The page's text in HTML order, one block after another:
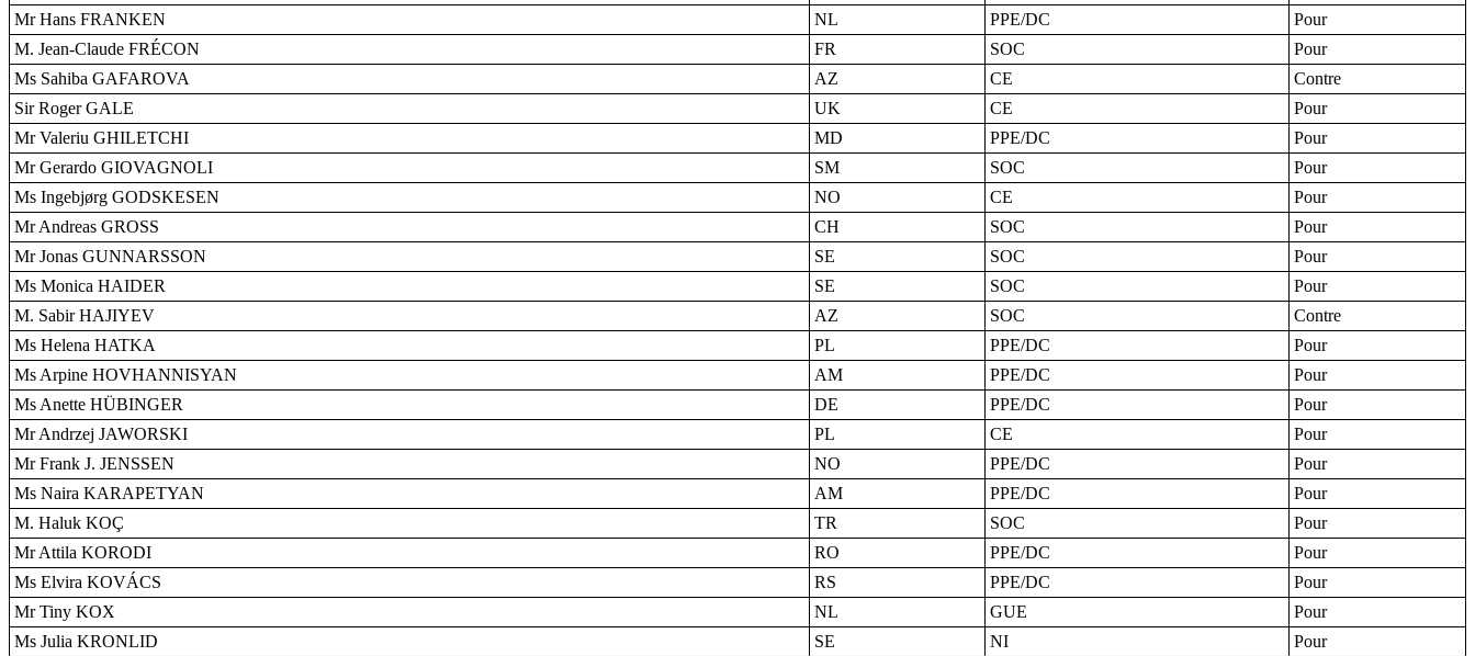
Mr Hans FRANKEN
NL PPE/DC
Pour
M. Jean-Claude FRÉCON
FR SOC
Pour
Ms Sahiba GAFAROVA
AZ CE
Contre
Sir Roger GALE
UK CE
Pour
Mr Valeriu GHILETCHI
MD PPE/DC
Pour
Mr Gerardo GIOVAGNOLI
SM SOC
Pour
Ms Ingebjørg GODSKESEN
NO CE
Pour
Mr Andreas GROSS
CH SOC
Pour
Mr Jonas GUNNARSSON
SE SOC
Pour
Ms Monica HAIDER
SE SOC
Pour
M. Sabir HAJIYEV
AZ SOC
Contre
Ms Helena HATKA
PL PPE/DC
Pour
Ms Arpine HOVHANNISYAN
AM PPE/DC
Pour
Ms Anette HÜBINGER
DE PPE/DC
Pour
Mr Andrzej JAWORSKI
PL CE
Pour
Mr Frank J. JENSSEN
NO PPE/DC
Pour
Ms Naira KARAPETYAN
AM PPE/DC
Pour
M. Haluk KOÇ
TR SOC
Pour
Mr Attila KORODI
RO PPE/DC
Pour
Ms Elvira KOVÁCS
RS PPE/DC
Pour
Mr Tiny KOX
NL GUE
Pour
Ms Julia KRONLID
SE NI
Pour